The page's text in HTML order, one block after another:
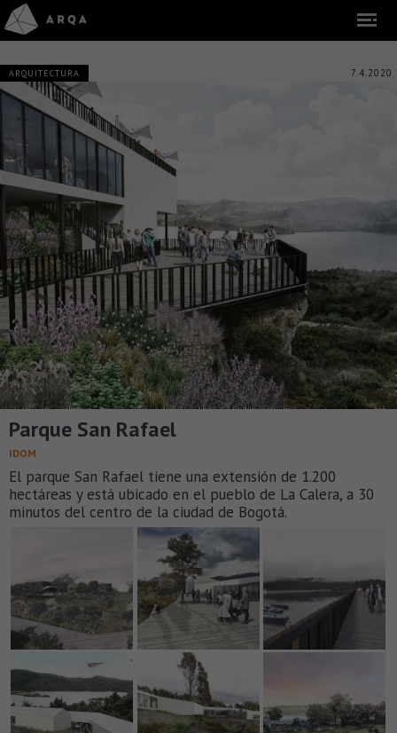
ARQUITECTURA 7.4.2020
Parque San Rafael
IDOM
El parque San Rafael tiene una extensión de 1.200
hectáreas y está ubicado en el pueblo de La Calera, a 30
minutos del centro de la ciudad de Bogotá.